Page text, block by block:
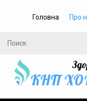
Головна Про
КНП